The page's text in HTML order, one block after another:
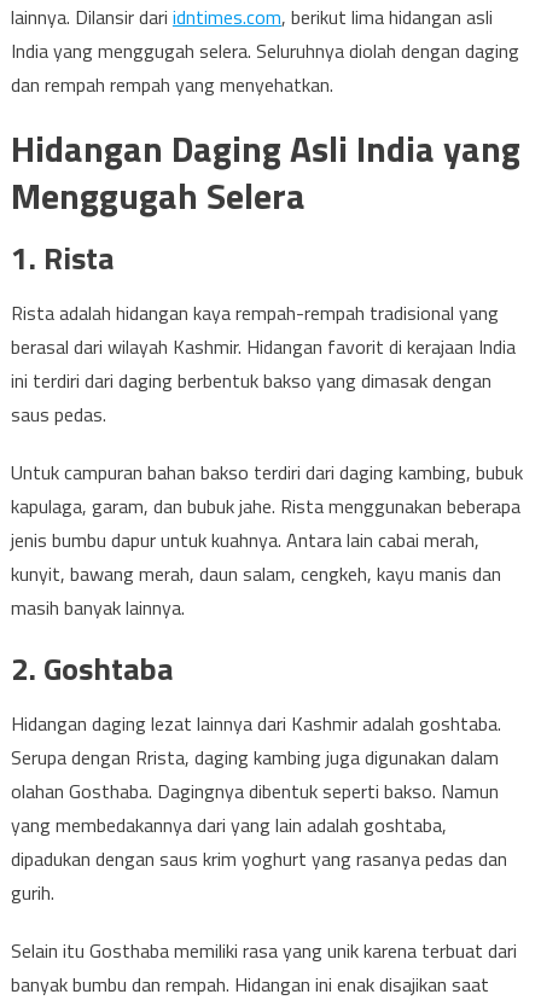
lainnya. Dilansir dari idntimes.com, berikut lima hidangan asli
India yang menggugah selera. Seluruhnya diolah dengan daging
dan rempah rempah yang menyehatkan.
Hidangan Daging Asli India yang
Menggugah Selera
1. Rista
Rista adalah hidangan kaya rempah-rempah tradisional yang
berasal dari wilayah Kashmir. Hidangan favorit di kerajaan India
ini terdiri dari daging berbentuk bakso yang dimasak dengan
saus pedas.
Untuk campuran bahan bakso terdiri dari daging kambing, bubuk
kapulaga, garam, dan bubuk jahe. Rista menggunakan beberapa
jenis bumbu dapur untuk kuahnya. Antara lain cabai merah,
kunyit, bawang merah, daun salam, cengkeh, kayu manis dan
masih banyak lainnya.
2. Goshtaba
Hidangan daging lezat lainnya dari Kashmir adalah goshtaba.
Serupa dengan Rrista, daging kambing juga digunakan dalam
olahan Gosthaba. Dagingnya dibentuk seperti bakso. Namun
yang membedakannya dari yang lain adalah goshtaba,
dipadukan dengan saus krim yoghurt yang rasanya pedas dan
gurih.
Selain itu Gosthaba memiliki rasa yang unik karena terbuat dari
banyak bumbu dan rempah. Hidangan ini enak disajikan saat